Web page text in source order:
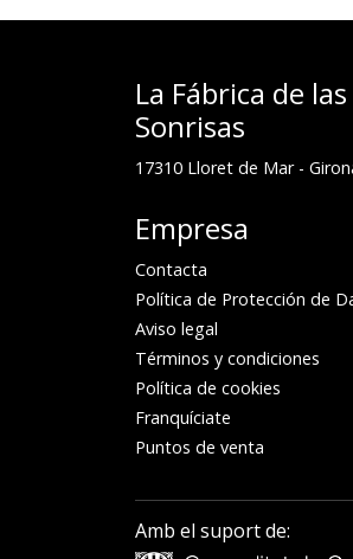
La Fábrica de las
Sonrisas
17310 Lloret de Mar-
Empresa
Contacta
Política de Protección de
Aviso legal
Términos y condiciones
Política de cookies
Franquíciate
Puntos de venta
Amb el suport de: